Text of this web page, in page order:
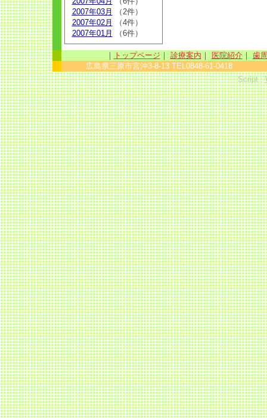
2007年03月
（2件）
2007年02月
（4件）
2007年01月
（6件）
｜ トップページ ｜ 診療案内 ｜ 医院紹介｜
歯
広島県三原市宮沖3-8-13 TEL0848-61-0418
Script :